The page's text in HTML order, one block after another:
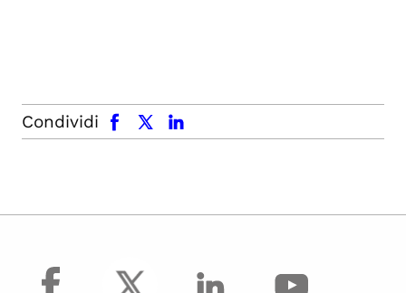
Condividi
facebook x.com linkedin
facebook